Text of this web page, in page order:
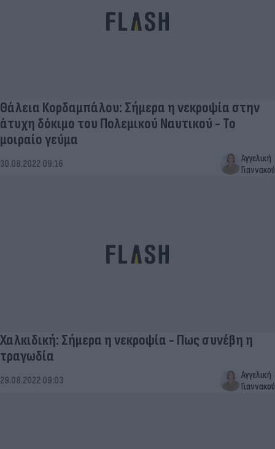
Θάλεια Κορδαμπάλου: Σήμερα η νεκροψία στην
άτυχη δόκιμο του Πολεμικού Ναυτικού - Το
μοιραίο γεύμα
30.08.2022 09:16
Αγγελική
Γιαννακού
Χαλκιδική: Σήμερα η νεκροψία - Πως συνέβη η
τραγωδία
29.08.2022 09:03
Αγγελική
Γιαννακού